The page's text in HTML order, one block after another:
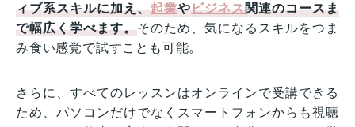
ィブ系スキルに加え、起業やビジネス関連のコースま
で幅広く学べます。そのため、気になるスキルをつま
み食い感覚で試すことも可能。
さらに、すべてのレッスンはオンラインで受講できる
ため、パソコンだけでなくスマートフォンからも視聴